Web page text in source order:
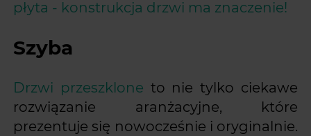
płyta - konstrukcja drzwi ma znaczenie!
Szyba
Drzwi przeszklone to nie tylko ciekawe
rozwiązanie aranżacyjne, które
prezentuje się nowocześnie i oryginalnie.